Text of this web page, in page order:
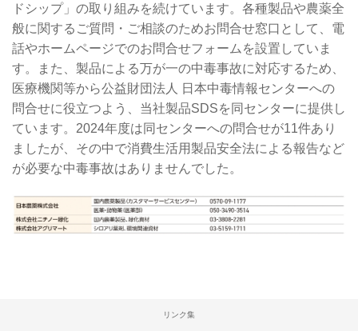
ドシップ」の取り組みを続けています。各種製品や農薬全
般に関するご質問・ご相談のためお問合せ窓口として、電
話やホームページでのお問合せフォームを設置していま
す。また、製品による万が一の中毒事故に対応するため、
医療機関等から公益財団法人 日本中毒情報センターへの
問合せに役立つよう、当社製品SDSを同センターに提供し
ています。2024年度は同センターへの問合せが11件あり
ましたが、その中で消費生活用製品安全法による報告など
が必要な中毒事故はありませんでした。
リンク集